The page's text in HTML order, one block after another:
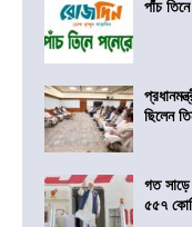
পাঁচ
ছিলেন
গত সাড়ে
৫৫৭